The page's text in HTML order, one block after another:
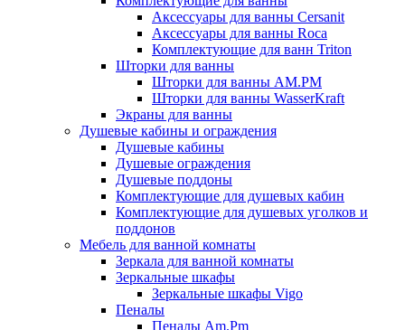
Аксессуары для ванны Cersanit
Аксессуары для ванны Roca
Комплектующие для ванн Triton
Шторки для ванны
Шторки для ванны AM.PM
Шторки для ванны WasserKraft
Экраны для ванны
Душевые кабины и ограждения
Душевые кабины
Душевые ограждения
Душевые поддоны
Комплектующие для душевых кабин
Комплектующие для душевых уголков и
поддонов
Мебель для ванной комнаты
Зеркала для ванной комнаты
Зеркальные шкафы
Зеркальные шкафы Vigo
Пеналы
Пеналы Am.Pm